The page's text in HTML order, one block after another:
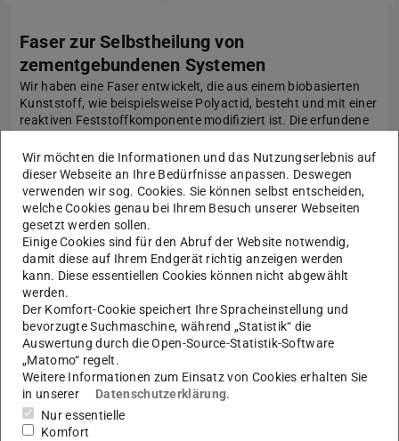
Faser zur Selbstheilung von
zementgebundenen Systemen
Wir haben eine Faser entwickelt, die aus einem biobasierten
Kunststoff, wie beispielsweise Polyactid, besteht und mit einer
reaktiven Feststoffkomponente modifiziert ist. Die erfundene
Leim) direkt im Mischprozess hinzugegeben. Der Ansatz kan…
Wir möchten die Informationen und das Nutzungserlebnis auf
dieser Webseite an Ihre Bedürfnisse anpassen. Deswegen
verwenden wir sog. Cookies. Sie können selbst entscheiden,
welche Cookies genau bei Ihrem Besuch unserer Webseiten
gesetzt werden sollen.
Einige Cookies sind für den Abruf der Website notwendig,
damit diese auf Ihrem Endgerät richtig anzeigen werden
kann. Diese essentiellen Cookies können nicht abgewählt
werden.
Der Komfort-Cookie speichert Ihre Spracheinstellung und
bevorzugte Suchmaschine, während „Statistik“ die
Auswertung durch die Open-Source-Statistik-Software
„Matomo“ regelt.
Weitere Informationen zum Einsatz von Cookies erhalten Sie
in unserer
Datenschutzerklärung.
Nur essentielle
Komfort